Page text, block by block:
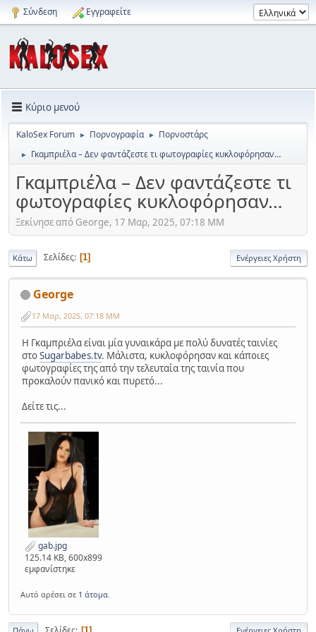
Σύνδεση Εγγραφείτε
Κύριο μενού
KaloSex Forum ► Πορνογραφία ► Πορνοστάρς
► Γκαμπριέλα – Δεν φαντάζεστε τι φωτογραφίες κυκλοφόρησαν…
Γκαμπριέλα – Δεν φαντάζεστε τι
φωτογραφίες κυκλοφόρησαν…
Ξεκίνησε από George, 17 Μαρ, 2025, 07:18 ΜΜ
Κάτω Σελίδες 1 Ενέργειες Χρήστη
George
17 Μαρ, 2025, 07:18 ΜΜ
Η Γκαμπριέλα είναι μία γυναικάρα με πολύ δυνατές ταινίες
στοSugarbabes.tv. Μάλιστα, κυκλοφόρησαν και κάποιες
φωτογραφίες της από την τελευταία της ταινία που
προκαλούν πανικό και πυρετό...
Δείτε τις...
gab.jpg
125.14 KB, 600x899
εμφανίστηκε
Αυτό αρέσει σε 1 άτομα.